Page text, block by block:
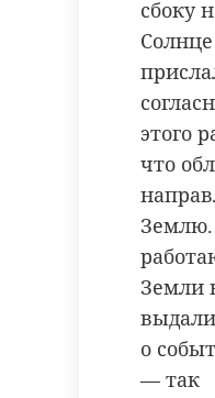
сбоку
этого
что
Земли
о
— так